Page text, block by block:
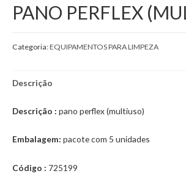
PANO PERFLEX
Categoria:EQUIPAMENTOS PARA LIMPEZA
Descrição
Descrição : pano perflex (multiuso)
Embalagem: pacote com 5 unidades
Código : 725199